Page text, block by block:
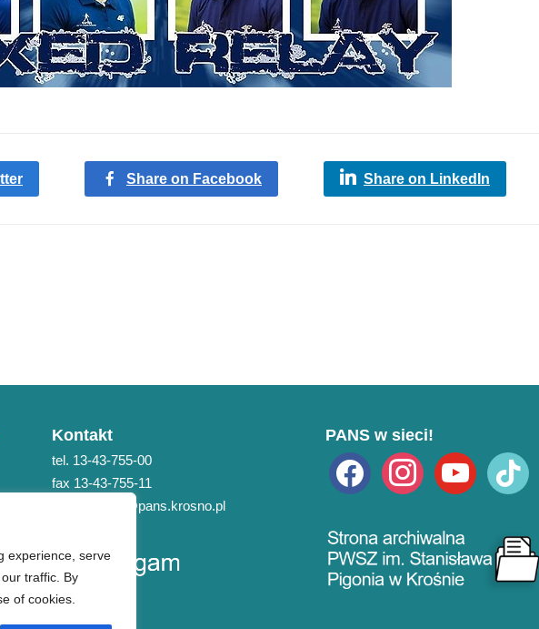
experience, serve
traffic. By
of cookies.
Share on Facebook Share on LinkedIn
Kontakt
tel. 13-43-755-00
fax 13-43-755-11
e-mail: pans@pans.krosno.pl
PANS w sieci!
facebook instagramyoutube tiktok